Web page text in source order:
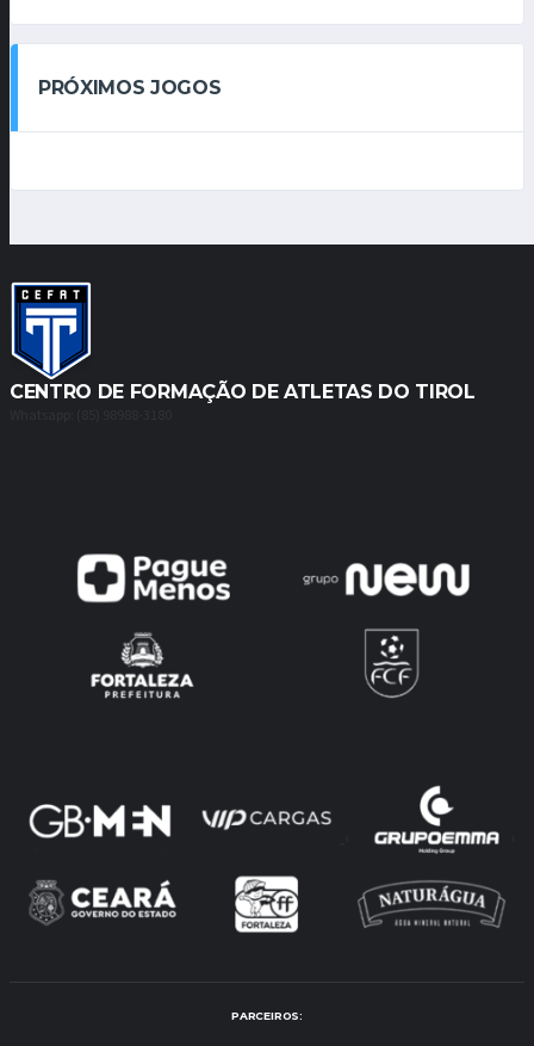
PRÓXIMOS JOGOS
CENTRO DE FORMAÇÃO DE ATLETAS DO TIROL
PARCEIROS: